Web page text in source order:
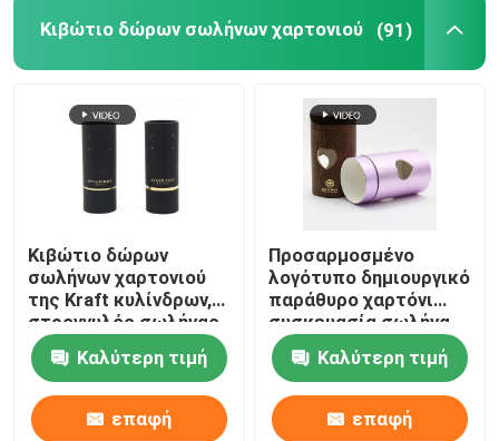
Κιβώτιο δώρων σωλήνων χαρτονιού (91)
Κιβώτιο δώρων
σωλήνων χαρτονιού
της Kraft κυλίνδρων,
στρογγυλός σωλήνας
εγγράφου της Kraft με
τη σφράγιση
αποτύπωσης σε
ανάγλυφο
Καλύτερη τιμή
επαφή
Προσαρμοσμένο
λογότυπο δημιουργικό
παράθυρο χαρτόνι
συσκευασία σωλήνα
για ένδυση
συσκευασία ρούχων
Καλύτερη τιμή
επαφή